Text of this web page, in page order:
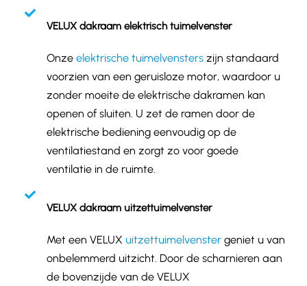
VELUX dakraam elektrisch tuimelvenster
Onze elektrische tuimelvensters zijn standaard
voorzien van een geruisloze motor, waardoor u
zonder moeite de elektrische dakramen kan
openen of sluiten. U zet de ramen door de
elektrische bediening eenvoudig op de
ventilatiestand en zorgt zo voor goede
ventilatie in de ruimte.
VELUX dakraam uitzettuimelvenster
Met een VELUX uitzettuimelvenster geniet u van
onbelemmerd uitzicht. Door de scharnieren aan
de bovenzijde van de VELUX